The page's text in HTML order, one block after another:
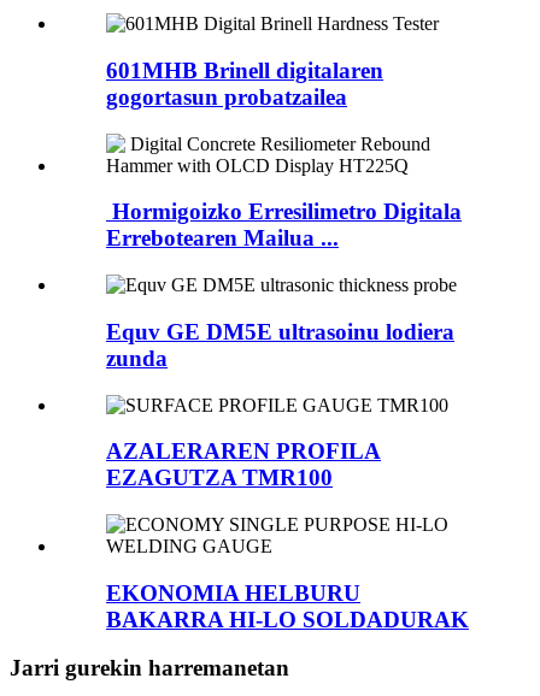
601MHB Brinell digitalaren
gogortasun probatzailea
Hormigoizko Erresilimetro Digitala
Errebotearen Mailua ...
Equv GE DM5E ultrasoinu lodiera
zunda
AZALERAREN PROFILA
EZAGUTZA TMR100
EKONOMIA HELBURU
BAKARRA HI-LO SOLDADURAK
Jarri gurekin harremanetan